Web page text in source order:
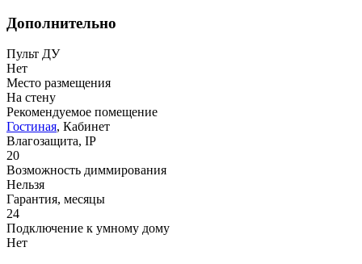
Дополнительно
Пульт ДУ
Нет
Место размещения
На стену
Рекомендуемое помещение
Гостиная, Кабинет
Влагозащита, IP
20
Возможность диммирования
Нельзя
Гарантия, месяцы
24
Подключение к умному дому
Нет